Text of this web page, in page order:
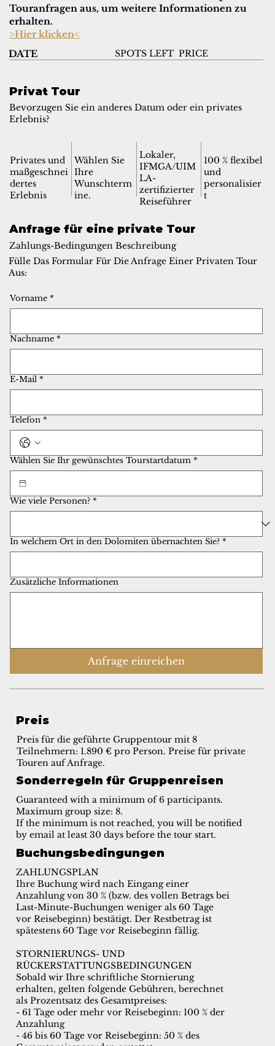
Touranfragen aus, um weitere Informationen zu
erhalten.
>Hier klicken<
DATE
SPOTS LEFT PRICE
Privat Tour
Bevorzugen Sie ein anderes Datum oder ein privates
Erlebnis?
Privates und
maßgeschnei
dertes
Erlebnis
Wählen Sie
Ihre
Wunschterm
ine.
Lokaler,
IFMGA/UIM
LA-
zertifizierter
Reiseführer
100 % flexibel
und
personalisier
t
Anfrage für eine private Tour
Zahlungs-Bedingungen Beschreibung
Fülle Das Formular Für Die Anfrage Einer Privaten Tour
Aus:
Vorname *
Nachname *
E-Mail *
Telefon *
Wählen Sie Ihr gewünschtes Tourstartdatum *
Wie viele Personen? *
In welchem Ort in den Dolomiten übernachten Sie? *
Zusätzliche Informationen
Anfrage einreichen
Preis
Preis für die geführte Gruppentour mit 8
Teilnehmern: 1.890 € pro Person. Preise für private
Touren auf Anfrage.
Sonderregeln für Gruppenreisen
Guaranteed with a minimum of 6 participants.
Maximum group size: 8.
If the minimum is not reached, you will be notified
by email at least 30 days before the tour start.
Buchungsbedingungen
ZAHLUNGSPLAN
Ihre Buchung wird nach Eingang einer
Anzahlung von 30 % (bzw. des vollen Betrags bei
Last-Minute-Buchungen weniger als 60 Tage
vor Reisebeginn) bestätigt. Der Restbetrag ist
spätestens 60 Tage vor Reisebeginn fällig.
STORNIERUNGS- UND
RÜCKERSTATTUNGSBEDINGUNGEN
Sobald wir Ihre schriftliche Stornierung
erhalten, gelten folgende Gebühren, berechnet
als Prozentsatz des Gesamtpreises:
- 61 Tage oder mehr vor Reisebeginn: 100 % der
Anzahlung
- 46 bis 60 Tage vor Reisebeginn: 50 % des